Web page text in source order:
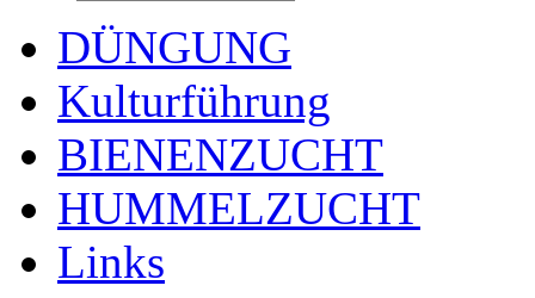
DÜNGUNG
Kulturführung
BIENENZUCHT
HUMMELZUCHT
Links